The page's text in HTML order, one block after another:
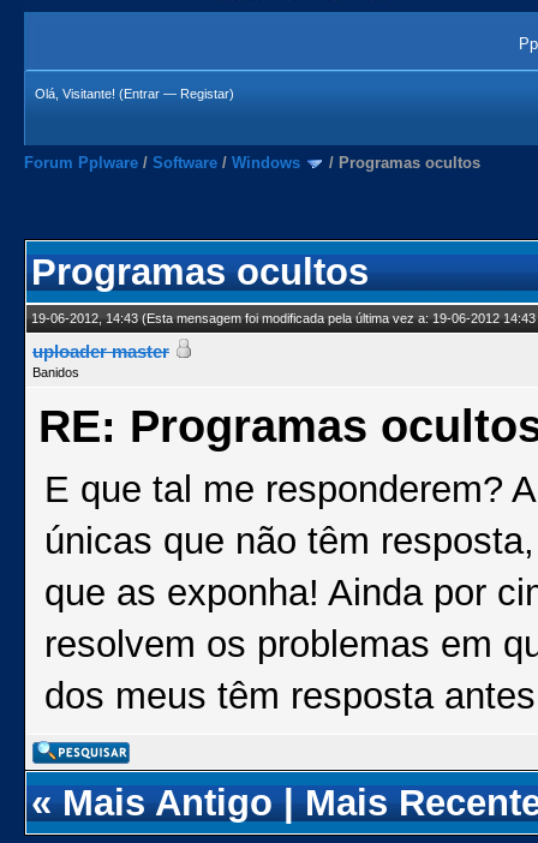
Olá, Visitante! (Entrar — Registar)
Forum Pplware / Software / Windows / Programas ocultos
Programas ocultos
19-06-2012, 14:43(Esta mensagem foi modificada pela última vez a: 19-06-2012
uploader master
Banidos
RE: Programas
E que tal me responderem?
únicas que não têm
que as exponha! Ainda por
resolvem os problemas em
dos meus têm resposta
«Mais Antigo|Mais